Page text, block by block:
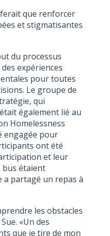
que renforcer
et stigmatisantes
du processus
expériences
pour toutes
Le groupe de
qui
également lié au
Homelessness
engagée pour
ont été
et leur
bus étaient
partagé un repas à
les obstacles
«Un des
que je tire de mon